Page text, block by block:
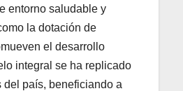
entorno saludable y
la dotación de
el desarrollo
integral se ha replicado
del país, beneficiando a